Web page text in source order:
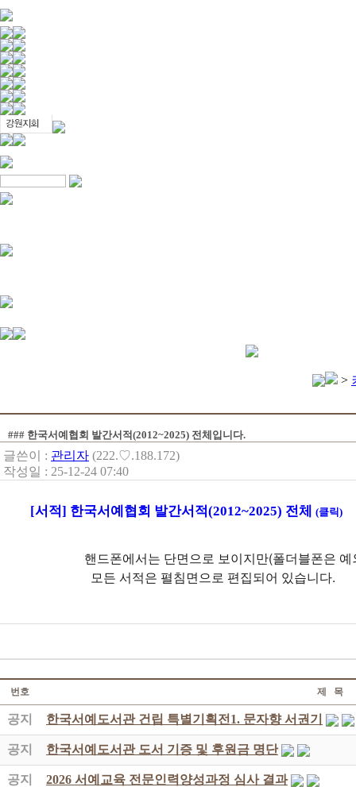
>
### 한국서예협회 발간서적(2012~2025) 전체입니다.
글쓴이 : 관리자 (222.♡.188.172)
작성일 : 25-12-24 07:40
[서적] 한국서예협회 발간서적(2012~2025) 전체 (클릭)
핸드폰에서는 단면으로 보이지만(폴더블폰은
모든 서적은 펼침면으로 편집되어 있습니다.
번호 제 목
공지 한국서예도서관 건립 특별기획전1. 문자향 서권기
공지 한국서예도서관 도서 기증 및 후원금 명단
공지 2026 서예교육 전문인력양성과정 심사 결과